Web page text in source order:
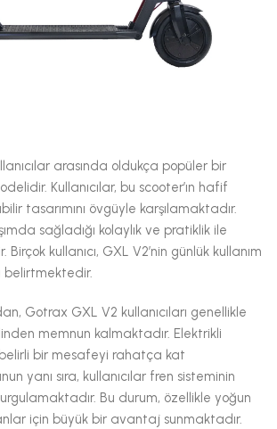
arasında oldukça popüler bir
Kullanıcılar, bu scooter’ın hafif
tasarımını övgüyle karşılamaktadır.
sağladığı kolaylık ve pratiklik ile
kullanıcı, GXL V2’nin günlük kullanım
belirtmektedir.
Gotrax GXL V2 kullanıcıları genellikle
memnun kalmaktadır. Elektrikli
bir mesafeyi rahatça kat
yanı sıra, kullanıcılar fren sisteminin
Bu durum, özellikle yoğun
için büyük bir avantaj sunmaktadır.